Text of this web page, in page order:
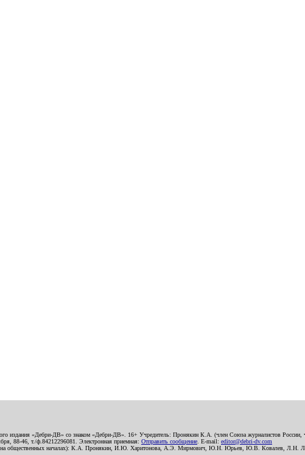
издания «Дебри-ДВ» со знаком «Дебри-ДВ». 16+ Учредитель: Пронякин К.А. (член Союза журналистов
88-46, т./ф.84212296081. Электронная приемная: Отправить сообщение . E-mail: editor@debri-dv.com
ДВ» (на общественных началах): К.А. Пронякин, И.Ю. Харитонова, А.Э. Мирмович, Ю.Н. Юрьев, Ю.В. Ковалев,